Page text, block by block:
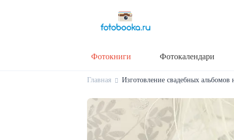
Фотокниги Фотокалендари
Главная Изготовление свадебных альбомов